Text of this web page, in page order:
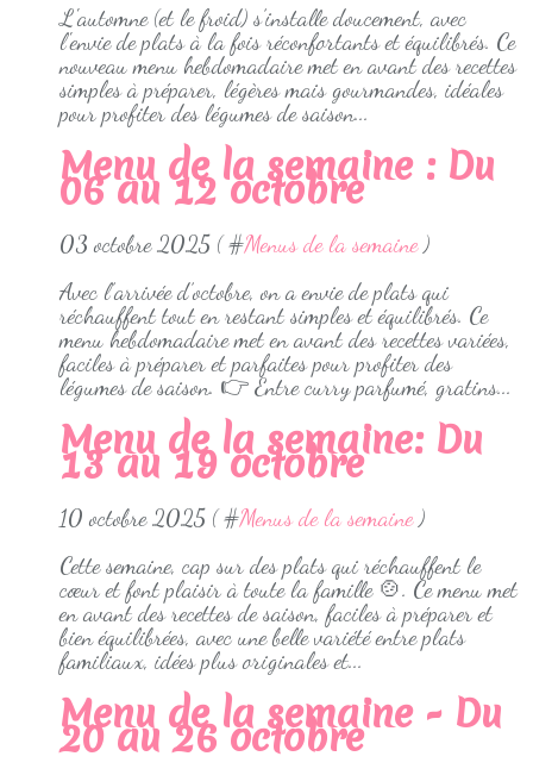
L'automne (et le froid) s’installe doucement, avec
l'envie de plats à la fois réconfortants et équilibrés. Ce
nouveau menu hebdomadaire met en avant des recettes
simples à préparer, légères mais gourmandes, idéales
pour profiter des légumes de saison...
Menu de la semaine : Du
06 au 12 octobre
03 octobre 2025 ( #Menus de la semaine)
Avec l’arrivée d’octobre, on a envie de plats qui
réchauffent tout en restant simples et équilibrés. Ce
menu hebdomadaire met en avant des recettes variées,
faciles à préparer et parfaites pour profiter des
légumes de saison. 👉 Entre curry parfumé, gratins...
Menu de la semaine: Du
13 au 19 octobre
10 octobre 2025 ( #Menus de la semaine)
Cette semaine, cap sur des plats qui réchauffent le
cœur et font plaisir à toute la famille 🍲. Ce menu met
en avant des recettes de saison, faciles à préparer et
bien équilibrées, avec une belle variété entre plats
familiaux, idées plus originales et...
Menu de la semaine - Du
20 au 26 octobre